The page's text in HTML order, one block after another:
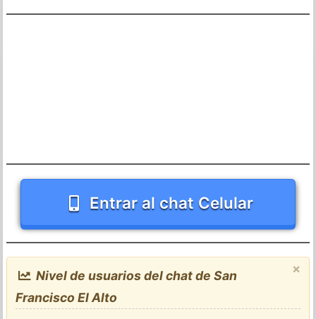
Entrar al chat Celular
×
Nivel de usuarios del chat de San
Francisco El Alto